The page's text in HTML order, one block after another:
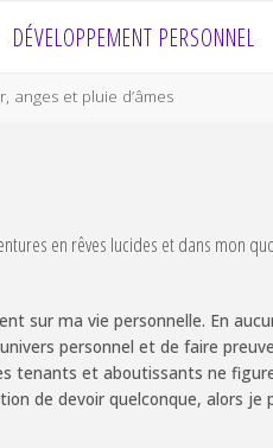
DÉVELOPPEMENT PERSONNEL
anges et pluie d’âmes
en rêves lucides et dans mon
sur ma vie personnelle. En
personnel et de faire
tenants et aboutissants ne
de devoir quelconque, alors